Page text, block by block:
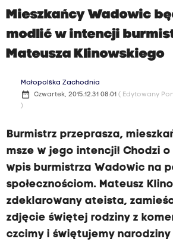
Mieszkańcy Wadowic
modlić w intencji
Mateusza Klinowskiego
Małopolska Zachodnia
date_range Czwartek, 2015.12.31 08:01 ( Edytowany
)
Burmistrz przeprasza,
msze w jego intencji! Chodzi
wpis burmistrza Wadowic na
społecznościom. Mateusz
zdeklarowany ateista,
zdjęcie świętej rodziny z
czcimy i świętujemy